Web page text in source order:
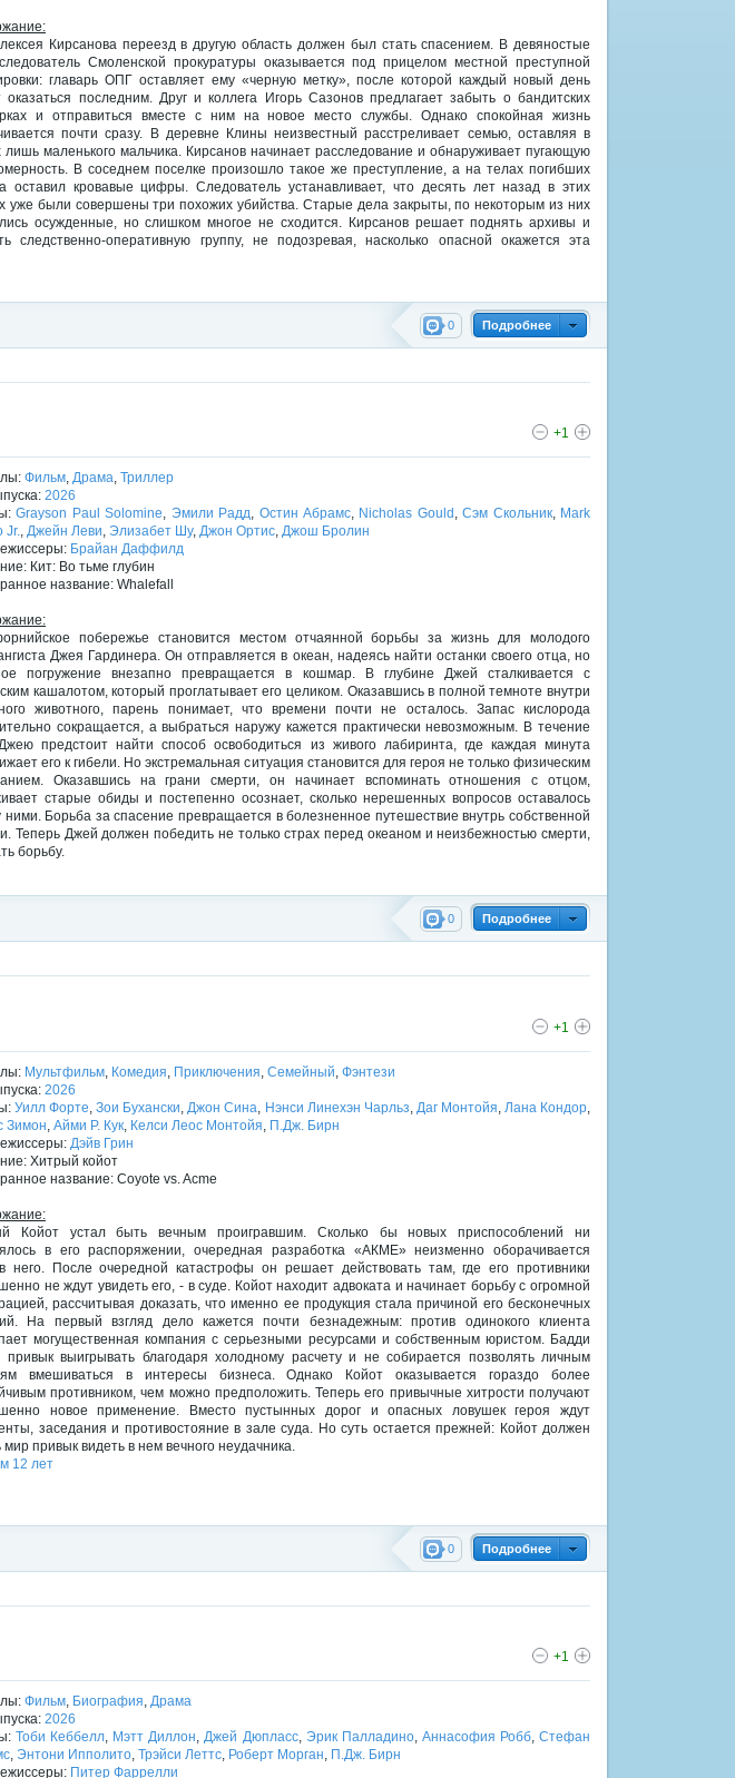
Кирсанова переезд в другую область должен был стать спасением. В девяностые
Смоленской прокуратуры оказывается под прицелом местной преступной
главарь ОПГ оставляет ему «черную метку», после которой каждый новый день
оказаться последним. Друг и коллега Игорь Сазонов предлагает забыть о бандитских
и отправиться вместе с ним на новое место службы. Однако спокойная жизнь
почти сразу. В деревне Клины неизвестный расстреливает семью, оставляя в
лишь маленького мальчика. Кирсанов начинает расследование и обнаруживает пугающую
В соседнем поселке произошло такое же преступление, а на телах погибших
оставил кровавые цифры. Следователь устанавливает, что десять лет назад в этих
уже были совершены три похожих убийства. Старые дела закрыты, по некоторым из них
осужденные, но слишком многое не сходится. Кирсанов решает поднять архивы и
следственно-оперативную группу, не подозревая, насколько опасной окажется эта
Подробнее
0
+1
Фильм, Драма, Триллер
2026
Grayson Paul Solomine, Эмили Радд, Остин Абрамс, Nicholas Gould ,Сэм Скольник, Mark
Jr., Джейн Леви, Элизабет Шу, Джон Ортис, Джош Бролин
Брайан Даффилд
Кит: Во тьме глубин
название: Whalefall
побережье становится местом отчаянной борьбы за жизнь для молодого
Джея Гардинера. Он отправляется в океан, надеясь найти останки своего отца, но
погружение внезапно превращается в кошмар. В глубине Джей сталкивается с
кашалотом, который проглатывает его целиком. Оказавшись в полной темноте внутри
животного, парень понимает, что времени почти не осталось. Запас кислорода
сокращается, а выбраться наружу кажется практически невозможным. В течение
предстоит найти способ освободиться из живого лабиринта, где каждая минута
его к гибели. Но экстремальная ситуация становится для героя не только физическим
Оказавшись на грани смерти, он начинает вспоминать отношения с отцом,
старые обиды и постепенно осознает, сколько нерешенных вопросов оставалось
Борьба за спасение превращается в болезненное путешествие внутрь собственной
Теперь Джей должен победить не только страх перед океаном и неизбежностью смерти,
борьбу.
Подробнее
0
+1
Мультфильм Комедия Приключения Семейный Фэнтези
2026
Уилл Форте ,Зои Бухански Джон Сина Нэнси Линехэн Чарльз Даг Монтойя Лана Кондор
Зимон Айми Р. Кук Келси Леос Монтойя П.Дж. Бирн
Дэйв Грин
Хитрый койот
название: Coyote vs. Acme
Койот устал быть вечным проигравшим. Сколько бы новых приспособлений ни
в его распоряжении, очередная разработка «АКМЕ» неизменно оборачивается
него. После очередной катастрофы он решает действовать там, где его противники
не ждут увидеть его, - в суде. Койот находит адвоката и начинает борьбу с огромной
рассчитывая доказать, что именно ее продукция стала причиной его бесконечных
На первый взгляд дело кажется почти безнадежным: против одинокого клиента
могущественная компания с серьезными ресурсами и собственным юристом. Бадди
привык выигрывать благодаря холодному расчету и не собирается позволять личным
вмешиваться в интересы бизнеса. Однако Койот оказывается гораздо более
противником, чем можно предположить. Теперь его привычные хитрости получают
новое применение. Вместо пустынных дорог и опасных ловушек героя ждут
заседания и противостояние в зале суда. Но суть остается прежней: Койот должен
привык видеть в нем вечного неудачника.
12 лет
Подробнее
0
+1
Фильм, Биография, Драма
2026
Тоби Кеббелл, Мэтт Диллон,Джей Дюпласс, Эрик Палладино, Аннасофия Робб,Стефан
, Энтони Ипполито, Трэйси Леттс, Роберт Морган, П.Дж. Бирн
Питер Фаррелли